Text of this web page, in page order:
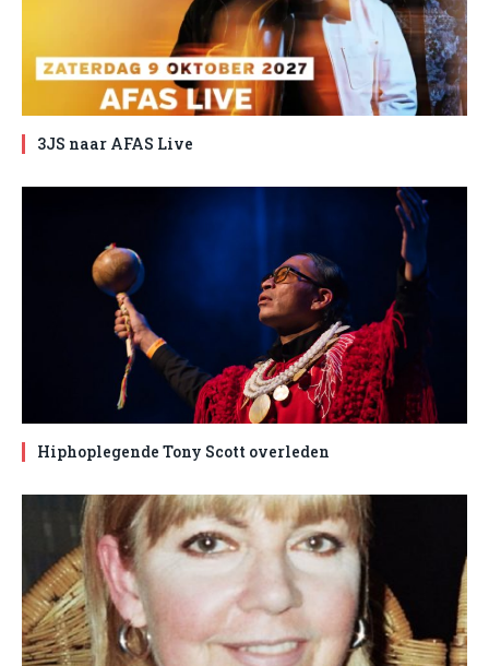
3JS naar AFAS Live
Hiphoplegende Tony Scott overleden